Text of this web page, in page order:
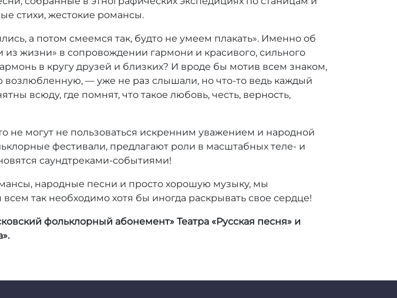
стихи, жестокие романсы.
а потом смеемся так, будто не умеем плакать». Именно об
жизни» в сопровождении гармони и красивого, сильного
в кругу друзей и близких? И вроде бы мотив всем знаком,
возлюбленную, — уже не раз слышали, но что-то ведь каждый
всюду, где помнят, что такое любовь, честь, верность,
могут не пользоваться искренним уважением и народной
фестивали, предлагают роли в масштабных теле- и
саундтреками-событиями!
народные песни и просто хорошую музыку, мы
так необходимо хотя бы иногда раскрывать свое сердце!
фольклорный абонемент» Театра «Русская песня» и